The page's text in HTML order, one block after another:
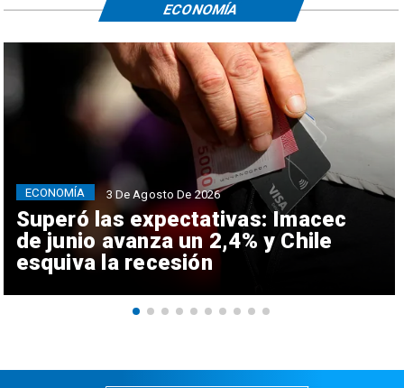
Superó las expectativas: Imacec
de junio avanza un 2,4% y Chile
esquiva la recesión
ECONOMÍA 3 De Agosto De 2026
ECONOMÍA